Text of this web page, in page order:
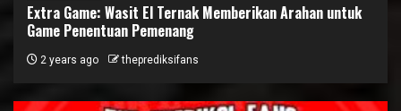
Extra Game: Wasit El Ternak Memberikan Arahan untuk
Game Penentuan Pemenang
2 years ago theprediksifans